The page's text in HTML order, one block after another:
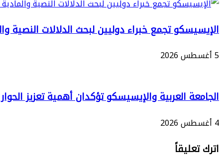
الإيسيسكو تجمع خبراء دوليين لبحث الدلالات النصية
5 أغسطس 2026
الجامعة العربية والإيسيسكو تؤكدان أهمية تعزيز
4 أغسطس 2026
اترك تعليقاً